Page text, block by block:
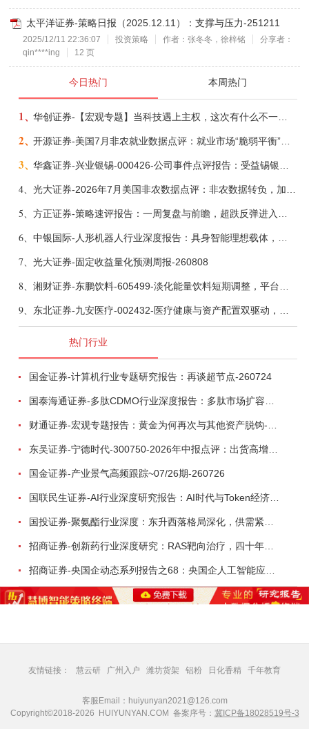
太平洋证券-策略日报（2025.12.11）：支撑与压力-251211
2025/12/11 22:36:07 投资策略 作者：张冬冬，徐梓铭
分享者：
qin****ing
12 页
今日热门 本周热门
1、 华创证券-【宏观专题】当科技遇上主权，这次有什么不一样？——海外科技思辨系列五-260808
2、 开源证券-美国7月非农就业数据点评：就业市场“脆弱平衡”，美联储加息动力并不高-260808
3、
4、
5、
6、
7、 光大证券-固定收益量化预测周报-260808
8、
9、
热门行业
国金证券-计算机行业专题研究报告：再谈超节点-260724
东吴证券-宁德时代-300750-2026年中报点评：出货高增业绩稳健，回购彰显龙头信心-260726
国金证券-产业景气高频跟踪~07/26期-260726
国联民生证券-AI行业深度研究报告：AI时代与Token经济，从技术符号到数字石油-260801
招商证券-创新药行业深度研究：RAS靶向治疗，四十年不可成药的终结，与终结之后的治疗格局演化-260805
友情链接： 慧云研 广州入户 潍坊货架 铝粉 日化香精 千年教育
客服Email：huiyunyan2021@126.com
Copyright©2018-2026 HUIYUNYAN.COM 备案序号： 冀ICP备18028519号-3